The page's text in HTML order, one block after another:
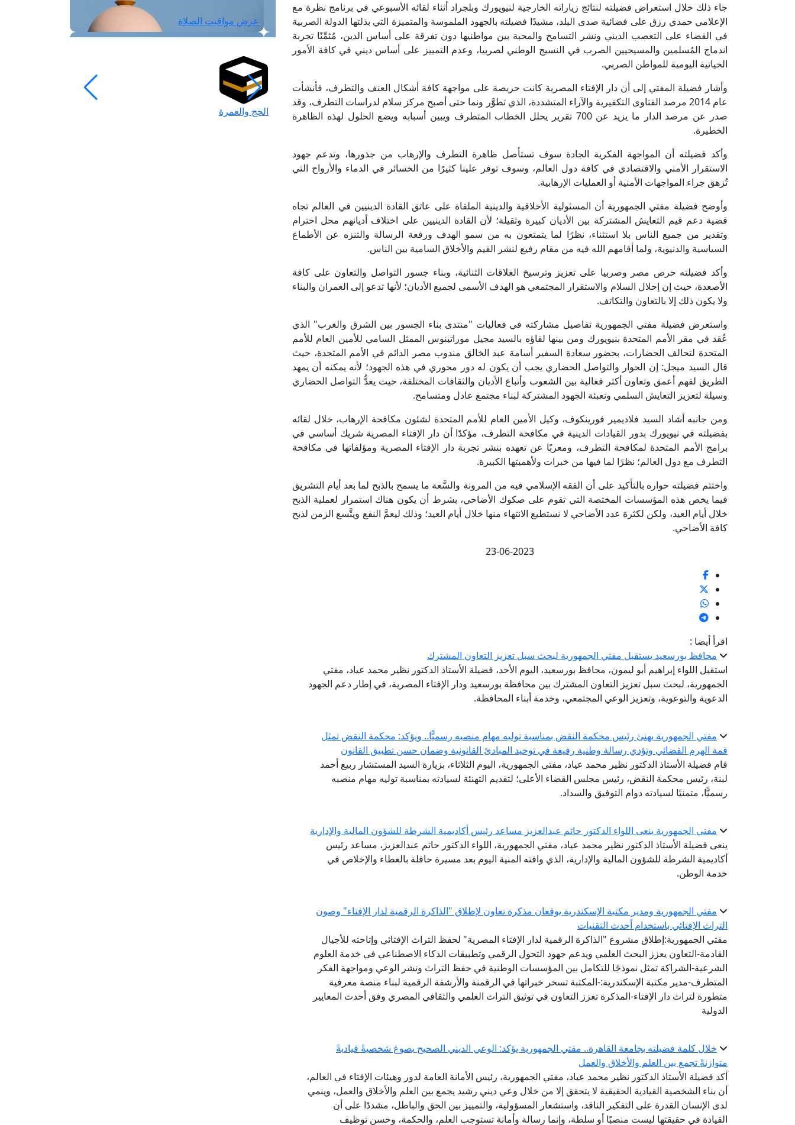
جاء ذلك خلال استعراض فضيلته لنتائج زياراته الخارجية لنيويورك وبلجراد أثناء لقائه الأسبوعي في برنامج نظرة مع
الإعلامي حمدي رزق على فضائية صدى البلد، مشيدًا فضيلته بالجهود الملموسة والمتميزة التي بذلتها الدولة الصربية
في القضاء على التعصب الديني ونشر التسامح والمحبة بين مواطنيها دون تفرقة على أساس الدين، مُثمِّنًا تجربة
اندماج المُسلمين والمسيحيين الصرب في النسيج الوطني لصربيا، وعدم التمييز على أساس ديني في كافة الأمور
الحياتية اليومية للمواطن الصربي.
وأشار فضيلة المفتي إلى أن دار الإفتاء المصرية كانت حريصة على مواجهة كافة أشكال العنف والتطرف، فأنشأت
عام 2014 مرصد الفتاوى التكفيرية والآراء المتشددة، الذي تطوَّر ونما حتى أصبح مركز سلام لدراسات التطرف، وقد
صدر عن مرصد الدار ما يزيد عن 700 تقرير يحلل الخطاب المتطرف ويبين أسبابه ويضع الحلول لهذه الظاهرة
الخطيرة.
وأكد فضيلته أن المواجهة الفكرية الجادة سوف تستأصل ظاهرة التطرف والإرهاب من جذورها، وتدعم جهود
الاستقرار الأمني والاقتصادي في كافة دول العالم، وسوف توفر علينا كثيرًا من الخسائر في الدماء والأرواح التي
تُزهق جراء المواجهات الأمنية أو العمليات الإرهابية.
وأوضح فضيلة مفتي الجمهورية أن المسئولية الأخلاقية والدينية الملقاة على عاتق القادة الدينيين في العالم تجاه
قضية دعم قيم التعايش المشتركة بين الأديان كبيرة وثقيلة؛ لأن القادة الدينيين على اختلاف أديانهم محل احترام
وتقدير من جميع الناس بلا استثناء، نظرًا لما يتمتعون به من سمو الهدف ورفعة الرسالة والتنزه عن الأطماع
السياسية والدنيوية، ولما أقامهم الله فيه من مقام رفيع لنشر القيم والأخلاق السامية بين الناس.
وأكد فضيلته حرص مصر وصربيا على تعزيز وترسيخ العلاقات الثنائية، وبناء جسور التواصل والتعاون على كافة
الأصعدة، حيث إن إحلال السلام والاستقرار المجتمعي هو الهدف الأسمى لجميع الأديان؛ لأنها تدعو إلى العمران والبناء
ولا يكون ذلك إلا بالتعاون والتكاتف.
واستعرض فضيلة مفتي الجمهورية تفاصيل مشاركته في فعاليات "منتدى بناء الجسور بين الشرق والغرب" الذي
عُقد في مقر الأمم المتحدة بنيويورك ومن بينها لقاؤه بالسيد مجيل موراتينوس الممثل السامي للأمين العام للأمم
المتحدة لتحالف الحضارات، بحضور سعادة السفير أسامة عبد الخالق مندوب مصر الدائم في الأمم المتحدة، حيث
قال السيد ميجل: إن الحوار والتواصل الحضاري يجب أن يكون له دور محوري في هذه الجهود؛ لأنه يمكنه أن يمهد
الطريق لفهم أعمق وتعاون أكثر فعالية بين الشعوب وأتباع الأديان والثقافات المختلفة، حيث يعدُّ التواصل الحضاري
وسيلة لتعزيز التعايش السلمي وتعبئة الجهود المشتركة لبناء مجتمع عادل ومتسامح.
ومن جانبه أشاد السيد فلاديمير فورينكوف، وكيل الأمين العام للأمم المتحدة لشئون مكافحة الإرهاب، خلال لقائه
بفضيلته في نيويورك بدور القيادات الدينية في مكافحة التطرف، مؤكدًا أن دار الإفتاء المصرية شريك أساسي في
برامج الأمم المتحدة لمكافحة التطرف، ومعربًا عن تعهده بنشر تجربة دار الإفتاء المصرية ومؤلفاتها في مكافحة
التطرف مع دول العالم؛ نظرًا لما فيها من خبرات ولأهميتها الكبيرة.
واختتم فضيلته حواره بالتأكيد على أن الفقه الإسلامي فيه من المرونة والسَّعة ما يسمح بالذبح لما بعد أيام التشريق
فيما يخص هذه المؤسسات المختصة التي تقوم على صكوك الأضاحي، بشرط أن يكون هناك استمرار لعملية الذبح
خلال أيام العيد، ولكن لكثرة عدد الأضاحي لا نستطيع الانتهاء منها خلال أيام العيد؛ وذلك ليعمَّ النفع ويتَّسع الزمن لذبح
كافة الأضاحي.
23-06-2023
اقرأ أيضا :
محافظ بورسعيد يستقبل مفتي الجمهورية لبحث سبل تعزيز التعاون المشترك
استقبل اللواء إبراهيم أبو ليمون، محافظ بورسعيد، اليوم الأحد، فضيلة الأستاذ الدكتور نظير محمد عياد، مفتي
الجمهورية، لبحث سبل تعزيز التعاون المشترك بين محافظة بورسعيد ودار الإفتاء المصرية، في إطار دعم الجهود
الدعوية والتوعوية، وتعزيز الوعي المجتمعي، وخدمة أبناء المحافظة.
مفتي الجمهورية يهنئ رئيس محكمة النقض بمناسبة توليه مهام منصبه رسميًّا.. ويؤكد: محكمة النقض تمثل
قمة الهرم القضائي وتؤدي رسالة وطنية رفيعة في توحيد المبادئ القانونية وضمان حسن تطبيق القانون
قام فضيلة الأستاذ الدكتور نظير محمد عياد، مفتي الجمهورية، اليوم الثلاثاء، بزيارة السيد المستشار ربيع أحمد
لبنة، رئيس محكمة النقض، رئيس مجلس القضاء الأعلى؛ لتقديم التهنئة لسيادته بمناسبة توليه مهام منصبه
رسميًّا، متمنيًا لسيادته دوام التوفيق والسداد.
مفتي الجمهورية ينعى اللواء الدكتور حاتم عبدالعزيز مساعد رئيس أكاديمية الشرطة للشؤون المالية والإدارية
ينعى فضيلة الأستاذ الدكتور نظير محمد عياد، مفتي الجمهورية، اللواء الدكتور حاتم عبدالعزيز، مساعد رئيس
أكاديمية الشرطة للشؤون المالية والإدارية، الذي وافته المنية اليوم بعد مسيرة حافلة بالعطاء والإخلاص في
خدمة الوطن.
مفتي الجمهورية ومدير مكتبة الإسكندرية يوقعان مذكرة تعاون لإطلاق "الذاكرة الرقمية لدار الإفتاء" وصون
التراث الإفتائي باستخدام أحدث التقنيات
مفتي الجمهورية:إطلاق مشروع "الذاكرة الرقمية لدار الإفتاء المصرية" لحفظ التراث الإفتائي وإتاحته للأجيال
القادمة-التعاون يعزز البحث العلمي ويدعم جهود التحول الرقمي وتطبيقات الذكاء الاصطناعي في خدمة العلوم
الشرعية-الشراكة تمثل نموذجًا للتكامل بين المؤسسات الوطنية في حفظ التراث ونشر الوعي ومواجهة الفكر
المتطرف-مدير مكتبة الإسكندرية:-المكتبة تسخر خبراتها في الرقمنة والأرشفة الرقمية لبناء منصة معرفية
متطورة لتراث دار الإفتاء-المذكرة تعزز التعاون في توثيق التراث العلمي والثقافي المصري وفق أحدث المعايير
الدولية
خلال كلمة فضيلته بجامعة القاهرة.. مفتي الجمهورية يؤكد: الوعي الديني الصحيح يصوغ شخصيةً قياديةً
متوازنةً تجمع بين العلم والأخلاق والعمل
أكد فضيلة الأستاذ الدكتور نظير محمد عياد، مفتي الجمهورية، رئيس الأمانة العامة لدور وهيئات الإفتاء في العالم،
أن بناء الشخصية القيادية الحقيقية لا يتحقق إلا من خلال وعي ديني رشيد يجمع بين العلم والأخلاق والعمل، وينمي
لدى الإنسان القدرة على التفكير الناقد، واستشعار المسؤولية، والتمييز بين الحق والباطل، مشددًا على أن
القيادة في حقيقتها ليست منصبًا أو سلطة، وإنما رسالة وأمانة تستوجب العلم، والحكمة، وحسن توظيف
عرض مواقيت الصلاة
الحج والعمرة